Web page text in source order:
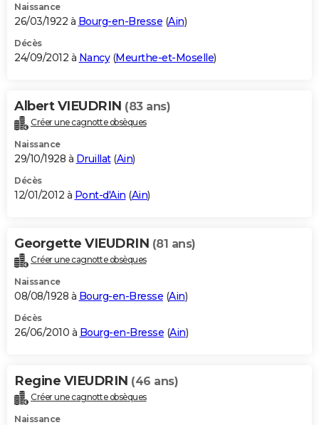
Naissance
26/03/1922 à Bourg-en-Bresse (Ain)
Décès
24/09/2012 à Nancy(Meurthe-et-Moselle)
Albert VIEUDRIN (83 ans)
Créer une cagnotte obsèques
Naissance
29/10/1928 à Druillat(Ain)
Décès
12/01/2012 à Pont-d'Ain (Ain)
Georgette VIEUDRIN (81 ans)
Créer une cagnotte obsèques
Naissance
08/08/1928 à Bourg-en-Bresse (Ain)
Décès
26/06/2010 à Bourg-en-Bresse (Ain)
Regine VIEUDRIN (46 ans)
Créer une cagnotte obsèques
Naissance